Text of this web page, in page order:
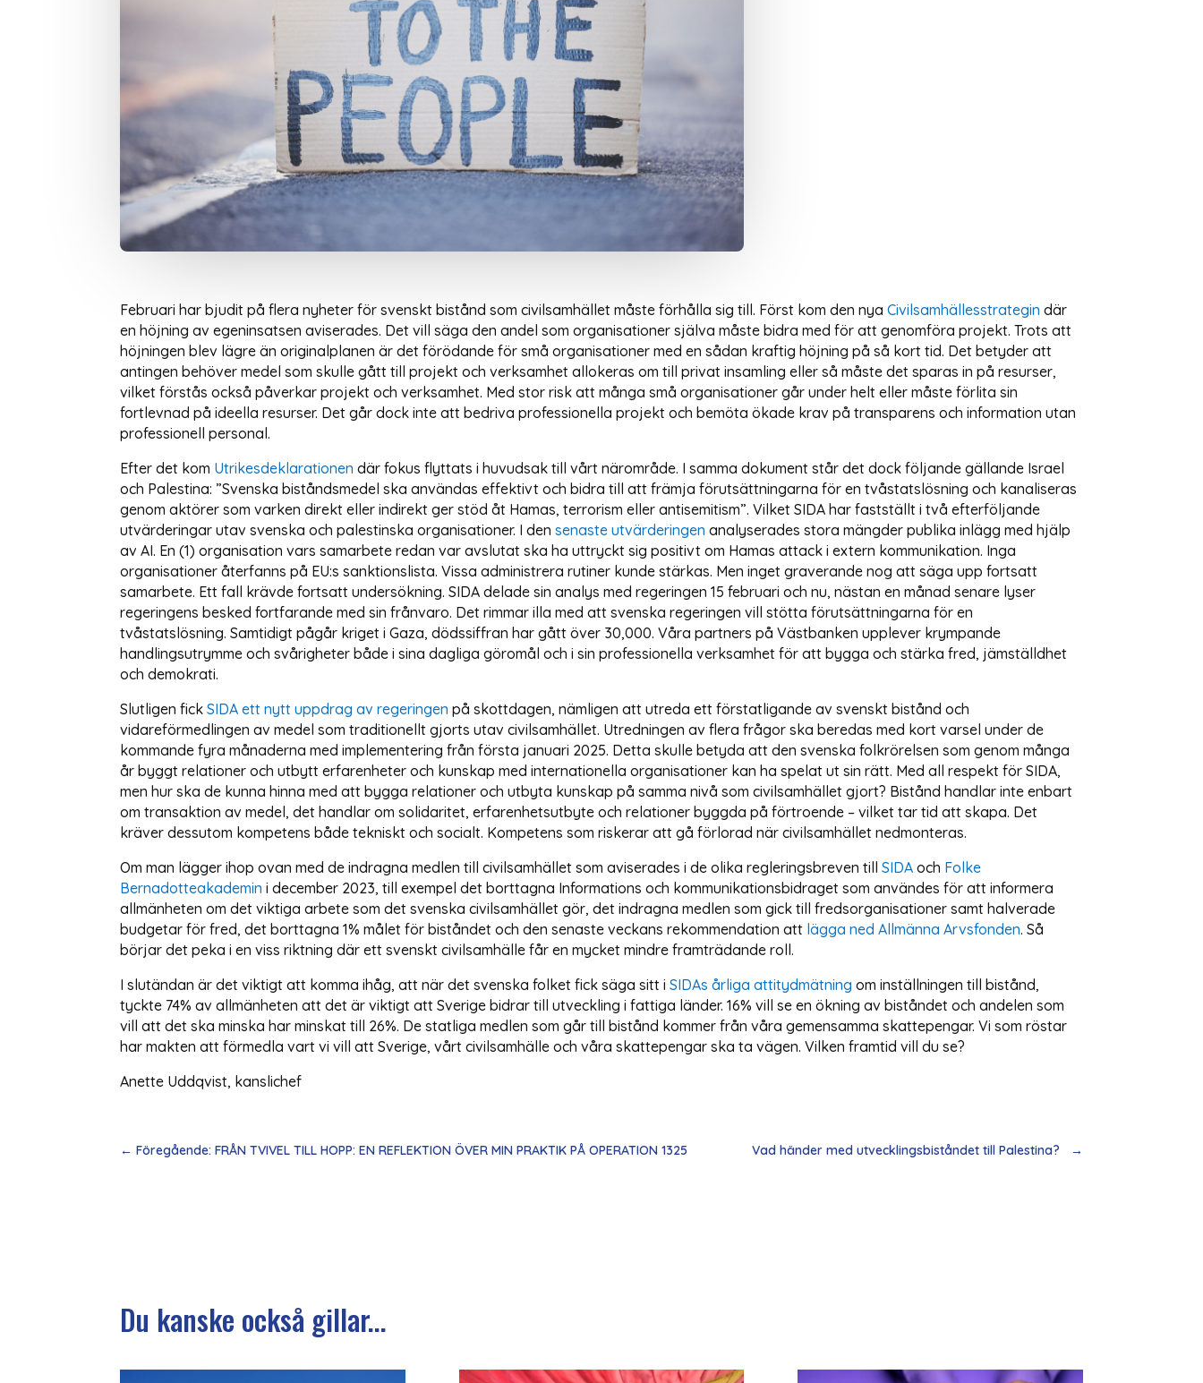
Februari har bjudit på flera nyheter för svenskt bistånd som civilsamhället måste förhålla sig till. Först kom den nyaCivilsamhällesstrategin där
en höjning av egeninsatsen aviserades. Det vill säga den andel som organisationer själva måste bidra med för att genomföra projekt. Trots att
höjningen blev lägre än originalplanen är det förödande för små organisationer med en sådan kraftig höjning på så kort tid. Det betyder att
antingen behöver medel som skulle gått till projekt och verksamhet allokeras om till privat insamling eller så måste det sparas in på resurser,
vilket förstås också påverkar projekt och verksamhet. Med stor risk att många små organisationer går under helt eller måste förlita sin
fortlevnad på ideella resurser. Det går dock inte att bedriva professionella projekt och bemöta ökade krav på transparens och information utan
professionell personal.
Efter det kom Utrikesdeklarationen där fokus flyttats i huvudsak till vårt närområde. I samma dokument står det dock följande gällande Israel
och Palestina: ”Svenska biståndsmedel ska användas effektivt och bidra till att främja förutsättningarna för en tvåstatslösning och kanaliseras
genom aktörer som varken direkt eller indirekt ger stöd åt Hamas, terrorism eller antisemitism”. Vilket SIDA har fastställt i två efterföljande
utvärderingar utav svenska och palestinska organisationer. I densenaste utvärderingen analyserades stora mängder publika inlägg med hjälp
av AI. En (1) organisation vars samarbete redan var avslutat ska ha uttryckt sig positivt om Hamas attack i extern kommunikation. Inga
organisationer återfanns på EU:s sanktionslista. Vissa administrera rutiner kunde stärkas. Men inget graverande nog att säga upp fortsatt
samarbete. Ett fall krävde fortsatt undersökning. SIDA delade sin analys med regeringen 15 februari och nu, nästan en månad senare lyser
regeringens besked fortfarande med sin frånvaro. Det rimmar illa med att svenska regeringen vill stötta förutsättningarna för en
tvåstatslösning. Samtidigt pågår kriget i Gaza, dödssiffran har gått över 30,000. Våra partners på Västbanken upplever krympande
handlingsutrymme och svårigheter både i sina dagliga göromål och i sin professionella verksamhet för att bygga och stärka fred, jämställdhet
och demokrati.
Slutligen fickSIDA ett nytt uppdrag av regeringen på skottdagen, nämligen att utreda ett förstatligande av svenskt bistånd och
vidareförmedlingen av medel som traditionellt gjorts utav civilsamhället. Utredningen av flera frågor ska beredas med kort varsel under de
kommande fyra månaderna med implementering från första januari 2025. Detta skulle betyda att den svenska folkrörelsen som genom många
år byggt relationer och utbytt erfarenheter och kunskap med internationella organisationer kan ha spelat ut sin rätt. Med all respekt för SIDA,
men hur ska de kunna hinna med att bygga relationer och utbyta kunskap på samma nivå som civilsamhället gjort? Bistånd handlar inte enbart
om transaktion av medel, det handlar om solidaritet, erfarenhetsutbyte och relationer byggda på förtroende – vilket tar tid att skapa. Det
kräver dessutom kompetens både tekniskt och socialt. Kompetens som riskerar att gå förlorad när civilsamhället nedmonteras.
Om man lägger ihop ovan med de indragna medlen till civilsamhället som aviserades i de olika regleringsbreven tillSIDA och Folke
Bernadotteakademin i december 2023, till exempel det borttagna Informations och kommunikationsbidraget som användes för att informera
allmänheten om det viktiga arbete som det svenska civilsamhället gör, det indragna medlen som gick till fredsorganisationer samt halverade
budgetar för fred, det borttagna 1% målet för biståndet och den senaste veckans rekommendation att lägga ned Allmänna Arvsfonden. Så
börjar det peka i en viss riktning där ett svenskt civilsamhälle får en mycket mindre framträdande roll.
I slutändan är det viktigt att komma ihåg, att när det svenska folket fick säga sitt iSIDAs årliga attitydmätning om inställningen till bistånd,
tyckte 74% av allmänheten att det är viktigt att Sverige bidrar till utveckling i fattiga länder. 16% vill se en ökning av biståndet och andelen som
vill att det ska minska har minskat till 26%. De statliga medlen som går till bistånd kommer från våra gemensamma skattepengar. Vi som röstar
har makten att förmedla vart vi vill att Sverige, vårt civilsamhälle och våra skattepengar ska ta vägen. Vilken framtid vill du se?
Anette Uddqvist, kanslichef
←Föregående: FRÅN TVIVEL TILL HOPP: EN REFLEKTION ÖVER MIN PRAKTIK PÅ OPERATION 1325 Vad händer med utvecklingsbiståndet till Palestina? →
Du kanske också gillar...